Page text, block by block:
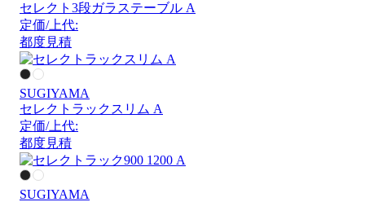
セレクト3段ガラステーブル A
定価/上代:
都度見積
SUGIYAMA
セレクトラックスリム A
定価/上代:
都度見積
SUGIYAMA